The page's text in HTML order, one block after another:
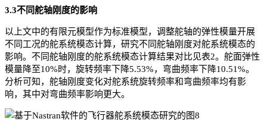
3.3不同舵轴刚度的影响
以上文中的有限元模型作为标准模型，调整舵轴的弹性模量开展
不同工况的舵系统模态计算，研究不同舵轴刚度对舵系统模态的
影响。不同舵轴刚度的舵系统模态计算结果对比见表2。舵面弹性
模量降至10%时，旋转频率下降5.53%，弯曲频率下降10.51%。
分析可知，舵轴刚度变化对舵系统旋转频率和弯曲频率均有影
响，其中对弯曲频率影响更大。